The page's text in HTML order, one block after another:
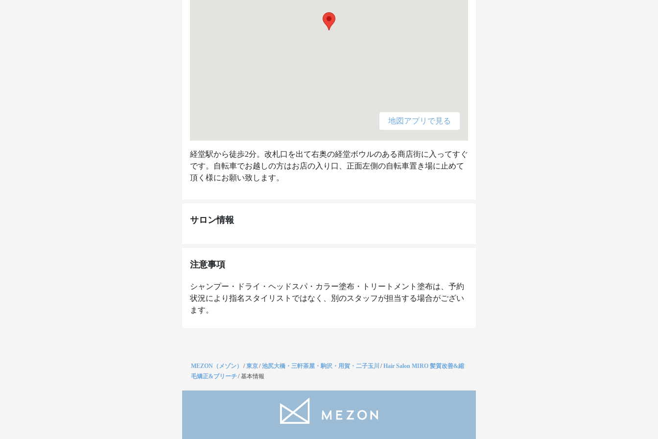
地図アプリで見る
経堂駅から徒歩2分。改札口を出て右奥の経堂ボウルのある商店街に入ってすぐ
です。自転車でお越しの方はお店の入り口、正面左側の自転車置き場に止めて
頂く様にお願い致します。
サロン情報
注意事項
シャンプー・ドライ・ヘッドスパ・カラー塗布・トリートメント塗布は、予約
状況により指名スタイリストではなく、別のスタッフが担当する場合がござい
ます。
MEZON（メゾン） /東京/池尻大橋・三軒茶屋・駒沢・用賀・二子玉川 /Hair Salon MIRO 髪質改善&縮
毛矯正&ブリーチ/基本情報